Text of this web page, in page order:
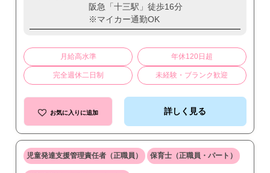
阪急「十三駅」徒歩16分
※マイカー通勤OK
月給高水準 年休120日超
完全週休二日制 未経験・ブランク歓迎
お気に入りに追加 詳しく見る
児童発達支援管理責任者（正職員） 保育士（正職員・パート）